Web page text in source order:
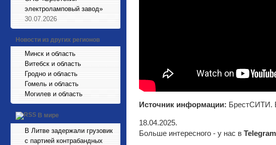
электроламповый завод»
30.07.2026
Новости из других регионов
Минск и область
Витебск и область
Гродно и область
Гомель и область
Могилев и область
В мире
В Литве задержали грузовик
с партией контрабандных
Источник информации: БрестСИТИ.
18.04.2025.
Больше интересного - у нас в Telegram